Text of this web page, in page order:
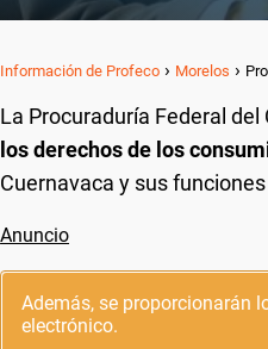
Información de Profeco Morelos
La Procuraduría Federal
los derechos de los
Cuernavaca y sus
Además, se proporcionarán
electrónico.